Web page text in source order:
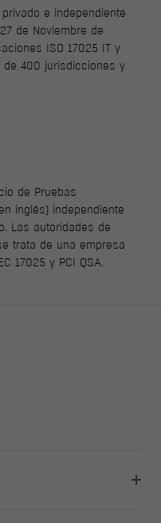
e independiente
de Noviembre de
ISO 17025 IT y
de 400 jurisdicciones y
de Pruebas
inglés) independiente
Las autoridades de
trata de una empresa
17025 y PCI QSA.